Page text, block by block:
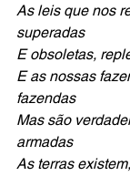
As leis que nos
superadas
E obsoletas,
E as nossas
fazendas
Mas são
armadas
As terras